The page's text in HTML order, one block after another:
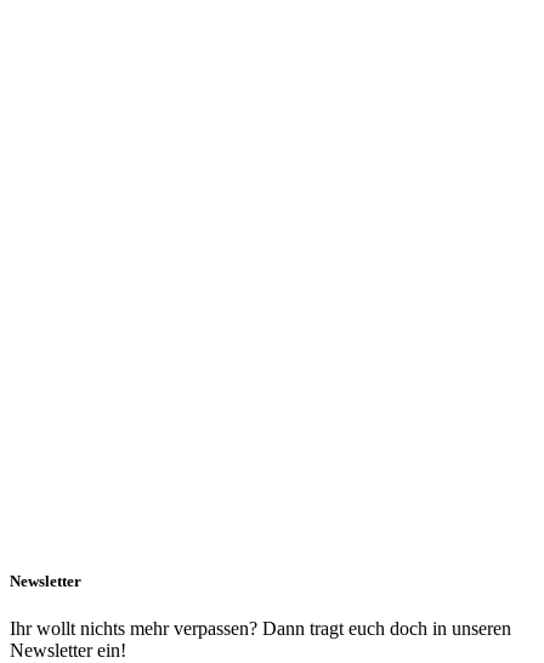
Newsletter
Ihr wollt nichts mehr verpassen? Dann tragt euch doch in unseren
Newsletter ein!